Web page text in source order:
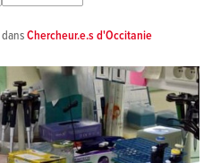
dansChercheur.e.s d'Occitanie